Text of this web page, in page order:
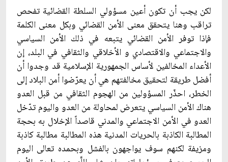
لكن يجب أن تكون أعين مسؤولي السلطة القضائية تفحص
تراقب وهنا يتحقق معنى الأمن القضائي وبكل معنى الكلمة
فإذا توفر الأمن القضائي يتبعه في ذلك الأمن السياسي
والاجتماعي والاقتصادي و الأخلاقي والثقافي في البلد، إن
الأعداء المخالفين لأساس الجمهورية الإسلامية قد وجدوا أن
أفضل طريقة لتحقيق مخالفتهم هي أن يعرّضوا أمن البلاد إلى
الخطر، احذّر المسؤولين من الهجوم الثقافي من قبل العدو
هناك الأمن السياسي يتعرض لمحاولة من العدو واليوم تدّخل
العدو في الأمن الاجتماعي والمدني قاصداً الإخلال به بحجة
المطالبة الكاذبة بالحريات المدنية هذه المطالبة مطالبة كاذبة
ومزيفة لكنهم سوف يواجهون بالفشل وبحمده تعالى اليوم